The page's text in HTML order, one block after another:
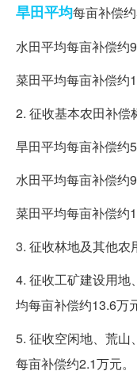
旱田平均每亩补偿
水田平均每亩补偿约9
菜田平均每亩补偿约
2. 征收基本农田补偿
旱田平均每亩补偿约
水田平均每亩补偿约
菜田平均每亩补偿约
3. 征收林地及其他农
4. 征收工矿建设用地
均每亩补偿约13.6万元
5. 征收空闲地、荒山
每亩补偿约2.1万元。